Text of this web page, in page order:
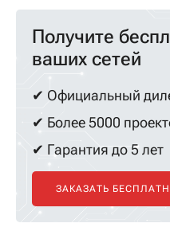
Получите
ваших сетей
✔ Официальный
✔ Более 5000
✔ Гарантия до 5 лет
ЗАКАЗАТЬ